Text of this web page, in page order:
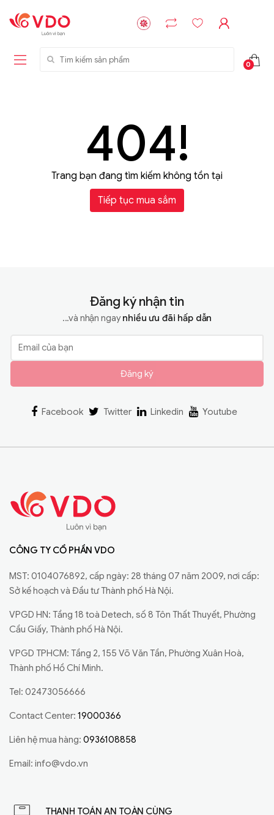
Tìm kiếm sản phẩm
0
404!
Trang bạn đang tìm kiếm không tồn tại
Tiếp tục mua sắm
Đăng ký nhận tin
...và nhận ngaynhiều ưu đãi hấp dẫn
Đăng ký
Facebook Twitter Linkedin Youtube
CÔNG TY CỔ PHẦN VDO
MST: 0104076892, cấp ngày: 28 tháng 07 năm 2009, nơi cấp:
Sở kế hoạch và Đầu tư Thành phố Hà Nội.
VPGD HN: Tầng 18 toà Detech, số 8 Tôn Thất Thuyết, Phường
Cầu Giấy, Thành phố Hà Nội.
VPGD TPHCM: Tầng 2, 155 Võ Văn Tần, Phường Xuân Hoà,
Thành phố Hồ Chí Minh.
Tel: 02473056666
Contact Center: 19000366
Liên hệ mua hàng: 0936108858
Email: info@vdo.vn
THANH TOÁN AN TOÀN CÙNG